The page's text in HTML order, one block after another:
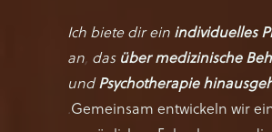
Ich biete dir ein individuelles
an, das über medizinische
undPsychotherapie
.Gemeinsam entwickeln wir